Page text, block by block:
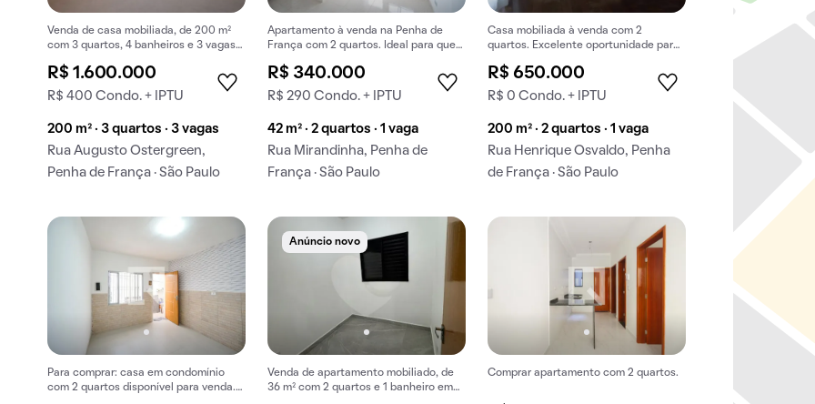
Venda de casa mobiliada, de 200 m²
com 3 quartos, 4 banheiros e 3 vagas
R$ 1.600.000
R$ 400 Condo. + IPTU
200 m² · 3 quartos · 3 vagas
Rua Augusto Ostergreen,
Penha de França · São Paulo
Apartamento à venda na Penha de
França com 2 quartos. Ideal para quem
R$ 340.000
R$ 290 Condo. + IPTU
42 m² · 2 quartos · 1 vaga
Rua Mirandinha, Penha de
França · São Paulo
Casa mobiliada à venda com 2
quartos. Excelente oportunidade para
R$ 650.000
R$ 0 Condo. + IPTU
200 m² · 2 quartos · 1 vaga
Rua Henrique Osvaldo, Penha
de França · São Paulo
Para comprar: casa em condomínio
com 2 quartos disponível para venda.
Anúncio novo
Venda de apartamento mobiliado, de
36 m² com 2 quartos e 1 banheiro em
Comprar apartamento com 2 quartos.